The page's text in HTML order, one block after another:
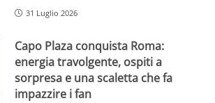
31 Luglio 2026
Capo Plaza conquista Roma:
energia travolgente, ospiti a
sorpresa e una scaletta che fa
impazzire i fan